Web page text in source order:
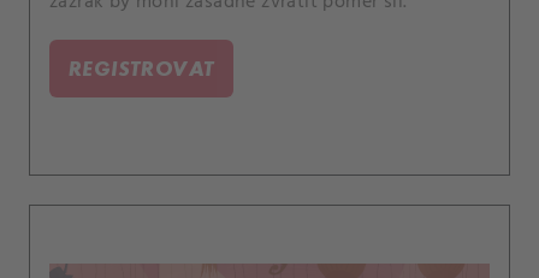
REGISTROVAT